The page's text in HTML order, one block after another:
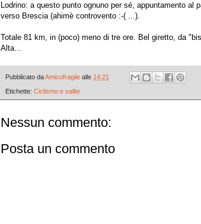
Lodrino: a questo punto ognuno per sé, appuntamento
verso Brescia (ahimè controvento :-( ...).
Totale 81 km, in (poco) meno di tre ore. Bel giretto, da
Alta...
Pubblicato daAmicofragile alle 14:21
Etichette: Ciclismo e salite
Nessun commento:
Posta un commento